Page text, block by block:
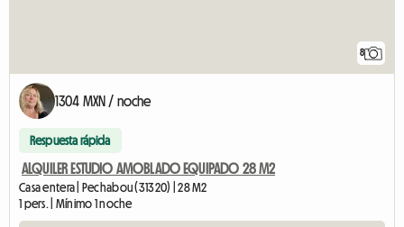
8
1304 MXN / noche
Respuesta rápida
ALQUILER ESTUDIO AMOBLADO EQUIPADO 28 M2
Casa entera | Pechabou (31320) | 28 M2
1 pers. | Mínimo 1 noche